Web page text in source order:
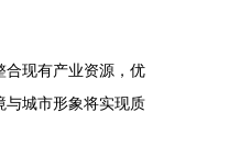
合现有产业资源，优
与城市形象将实现质